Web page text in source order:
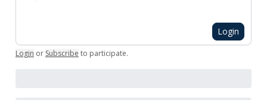
Login
Login or Subscribe to participate.